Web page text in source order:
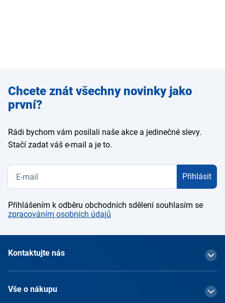
Zadejte
e-mail
Chcete znát všechny novinky jako
první?
Rádi bychom vám posílali naše akce a jedinečné slevy.
Stačí zadat váš e-mail a je to.
Přihlásit
Přihlášením k odběru obchodních sdělení souhlasím se
zpracováním osobních údajů
Kontaktujte nás
Vše o nákupu